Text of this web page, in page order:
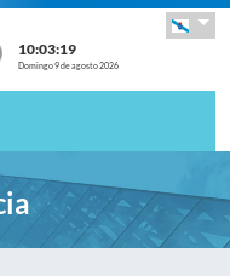
10:03:19
Domingo 9 de agosto 2026